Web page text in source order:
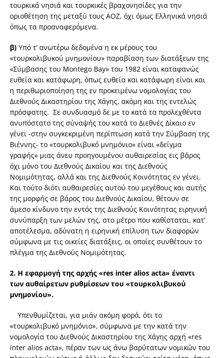
τουρκικά νησιά και τουρκικές βραχονησίδες για την
οριοθέτηση της μεταξύ τους ΑΟΖ, όχι όμως Ελληνικά νησιά
όπως τα προαναφερόμενα.
β) Υπό τ’ ανωτέρω δεδομένα η εκ μέρους του
«τουρκολιβυκού μνημονίου» παραβίαση των διατάξεων της
«Σύμβασης του Montego Bay» του 1982 είναι καταφανώς
ευθεία και κατάφωρη, όπως ευθεία και κατάφωρη είναι και
η περιθωριοποίηση της εν προκειμένω νομολογίας του
Διεθνούς Δικαστηρίου της Χάγης, ακόμη και της εντελώς
πρόσφατης. Σε συνδυασμό δε με το κατά τα προλεχθέντα
ανυπόστατο της σύναψής του κατά το Διεθνές Δίκαιο εν
γένει -στην συγκεκριμένη περίπτωση κατά την Σύμβαση της
Βιέννης- το «τουρκολιβυκό μνημόνιο» είναι «δείγμα
γραφής» μιας άνευ προηγουμένου αυθαιρεσίας εις βάρος
όχι μόνο του Διεθνούς Δικαίου και της Διεθνούς
Νομιμότητας, αλλά και της Διεθνούς Κοινότητας εν γένει.
Και τούτο διότι αυθαιρεσίες αυτού του μεγέθους και αυτής
της μορφής σε βάρος του Διεθνούς Δικαίου, θέτουν σε
άμεσο κίνδυνο την εντός της Διεθνούς Κοινότητας ειρηνική
συνύπαρξη των μελών της, στο μέτρο που καθίσταται, κατ’
αποτέλεσμα, αδύνατη η ειρηνική επίλυση των διαφορών
σύμφωνα με τις οικείες διατάξεις, οι οποίες συνθέτουν το
πλέγμα της Διεθνούς Νομιμότητας.
2. Η εφαρμογή της αρχής «res inter alios acta» έναντι
των αυθαίρετων ρυθμίσεων του «τουρκολιβυκού
μνημονίου».
Υπενθυμίζεται, για μιάν ακόμη φορά, ότι το
«τουρκολιβυκό μνημόνιο», σύμφωνα με την κατά την
νομολογία του Διεθνούς Δικαστηρίου της Χάγης αρχή «res
inter alios acta», πέραν των ως άνω βαρύτατων νομικών του